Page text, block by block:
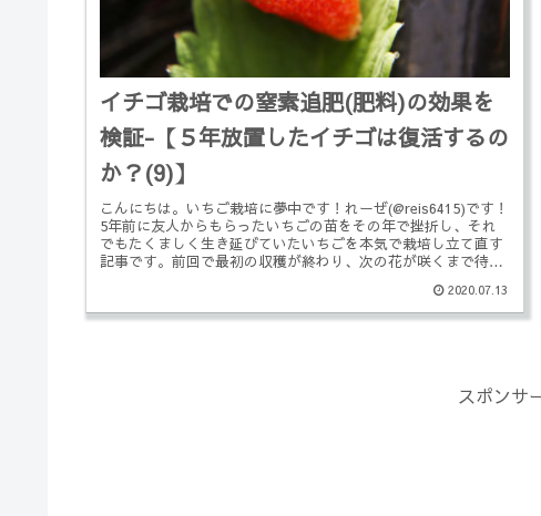
イチゴ栽培での窒素追肥(肥料)の効果を
検証-【５年放置したイチゴは復活するの
か？(9)】
こんにちは。いちご栽培に夢中です！れーぜ(@reis6415)です！
5年前に友人からもらったいちごの苗をその年で挫折し、それ
でもたくましく生き延びていたいちごを本気で栽培し立て直す
記事です。前回で最初の収穫が終わり、次の花が咲くまで待つ
2020.07.13
スポンサ